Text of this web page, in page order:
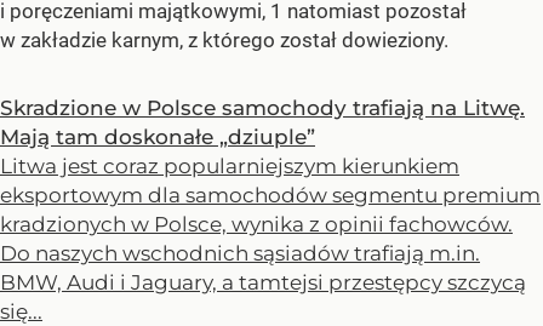
i poręczeniami majątkowymi, 1 natomiast pozostał
w zakładzie karnym, z którego został dowieziony.
Skradzione w Polsce samochody trafiają na Litwę.
Mają tam doskonałe „dziuple”
Litwa jest coraz popularniejszym kierunkiem
eksportowym dla samochodów segmentu premium
kradzionych w Polsce, wynika z opinii fachowców.
Do naszych wschodnich sąsiadów trafiają m.in.
BMW, Audi i Jaguary, a tamtejsi przestępcy szczycą
się...